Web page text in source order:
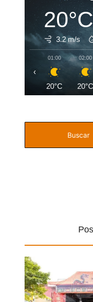
20°C
3.2 m/s
01:00
20°C
02:00
20°C
‹